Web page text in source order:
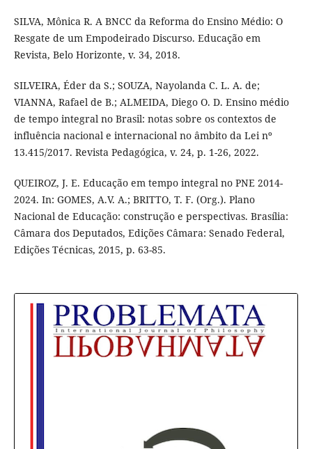
SILVA, Mônica R. A BNCC da Reforma do Ensino Médio: O
Resgate de um Empodeirado Discurso. Educação em
Revista, Belo Horizonte, v. 34, 2018.
SILVEIRA, Éder da S.; SOUZA, Nayolanda C. L. A. de;
VIANNA, Rafael de B.; ALMEIDA, Diego O. D. Ensino médio
de tempo integral no Brasil: notas sobre os contextos de
influência nacional e internacional no âmbito da Lei nº
13.415/2017. Revista Pedagógica, v. 24, p. 1-26, 2022.
QUEIROZ, J. E. Educação em tempo integral no PNE 2014-
2024. In: GOMES, A.V. A.; BRITTO, T. F. (Org.). Plano
Nacional de Educação: construção e perspectivas. Brasília:
Câmara dos Deputados, Edições Câmara: Senado Federal,
Edições Técnicas, 2015, p. 63-85.